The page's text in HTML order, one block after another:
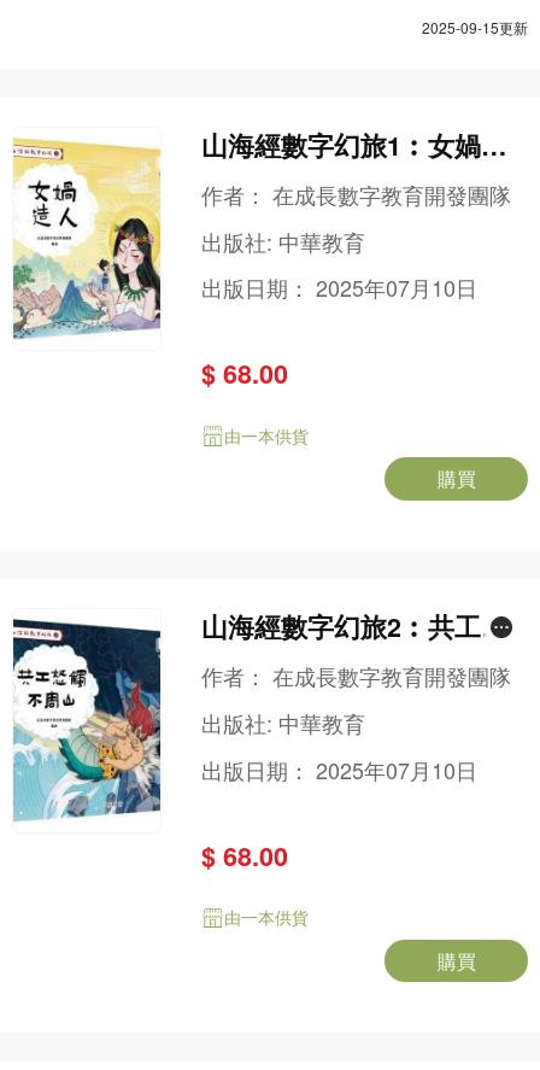
2025-09-15更新
山海經數字幻旅1︰女媧造
人
作者：在成長數字教育開發團隊
出版社: 中華教育
出版日期：2025年07月10日
$ 68.00
由一本供貨
購買
山海經數字幻旅2︰共工怒
觸不周山
作者：在成長數字教育開發團隊
出版社: 中華教育
出版日期：2025年07月10日
$ 68.00
由一本供貨
購買